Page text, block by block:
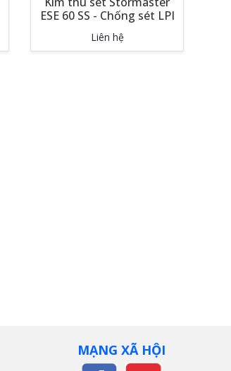
ESE 60 SS - Chống sét LPI
Liên hệ
MẠNG XÃ HỘI